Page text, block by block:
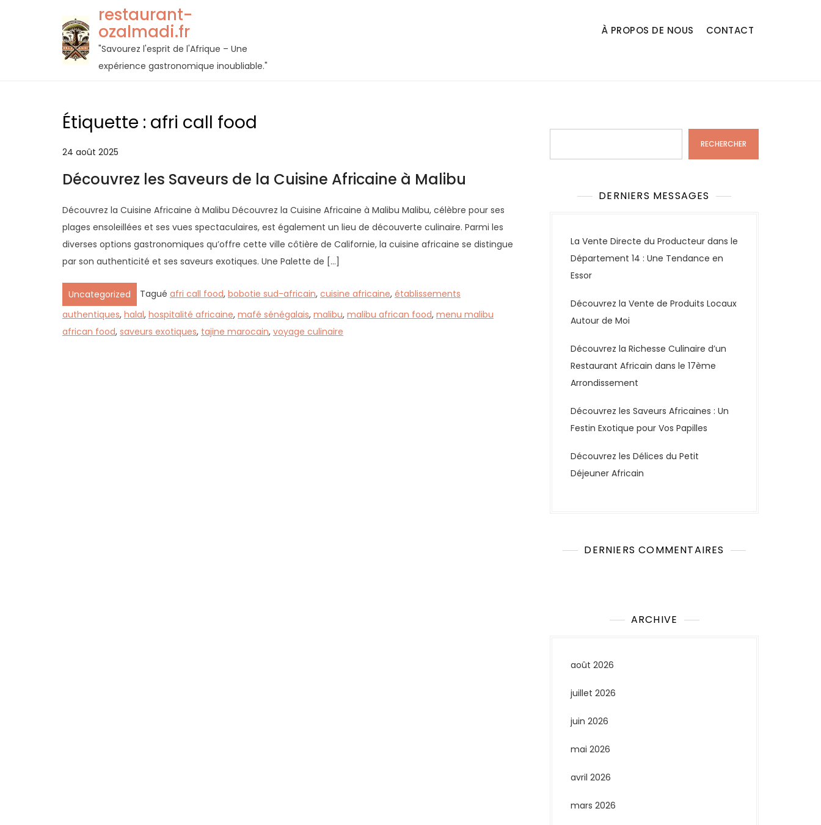
restaurant-
ozalmadi.fr
"Savourez l'esprit de l'Afrique – Une
expérience gastronomique inoubliable."
À PROPOS DE NOUS CONTACT
Étiquette : afri call food
24 août 2025
Découvrez les Saveurs de la Cuisine Africaine à Malibu
Découvrez la Cuisine Africaine à Malibu Découvrez la Cuisine Africaine à Malibu Malibu, célèbre pour ses
plages ensoleillées et ses vues spectaculaires, est également un lieu de découverte culinaire. Parmi les
diverses options gastronomiques qu’offre cette ville côtière de Californie, la cuisine africaine se distingue
par son authenticité et ses saveurs exotiques. Une Palette de […]
Uncategorized Tagué afri call food, bobotie sud-africain, cuisine africaine, établissements
authentiques, halal, hospitalité africaine, mafé sénégalais, malibu, malibu african food, menu malibu
african food, saveurs exotiques, tajine marocain, voyage culinaire
RECHERCHER
DERNIERS MESSAGES
La Vente Directe du Producteur dans le
Département 14 : Une Tendance en
Essor
Découvrez la Vente de Produits Locaux
Autour de Moi
Découvrez la Richesse Culinaire d’un
Restaurant Africain dans le 17ème
Arrondissement
Découvrez les Saveurs Africaines : Un
Festin Exotique pour Vos Papilles
Découvrez les Délices du Petit
Déjeuner Africain
DERNIERS COMMENTAIRES
ARCHIVE
août 2026
juillet 2026
juin 2026
mai 2026
avril 2026
mars 2026